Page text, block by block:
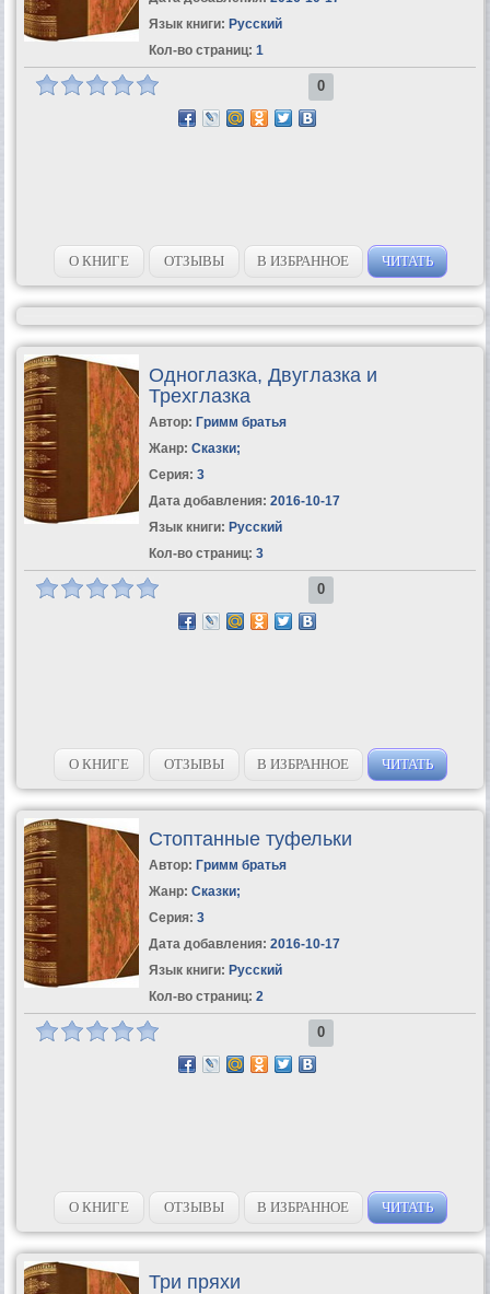
Язык книги: Русский
Кол-во страниц: 1
0
О КНИГЕ ОТЗЫВЫ В ИЗБРАННОЕ ЧИТАТЬ
Одноглазка, Двуглазка и
Трехглазка
Автор: Гримм братья
Жанр: Сказки;
Серия: 3
Дата добавления: 2016-10-17
Язык книги: Русский
Кол-во страниц: 3
0
О КНИГЕ ОТЗЫВЫ В ИЗБРАННОЕ ЧИТАТЬ
Стоптанные туфельки
Автор: Гримм братья
Жанр: Сказки;
Серия: 3
Дата добавления: 2016-10-17
Язык книги: Русский
Кол-во страниц: 2
0
О КНИГЕ ОТЗЫВЫ В ИЗБРАННОЕ ЧИТАТЬ
Три пряхи